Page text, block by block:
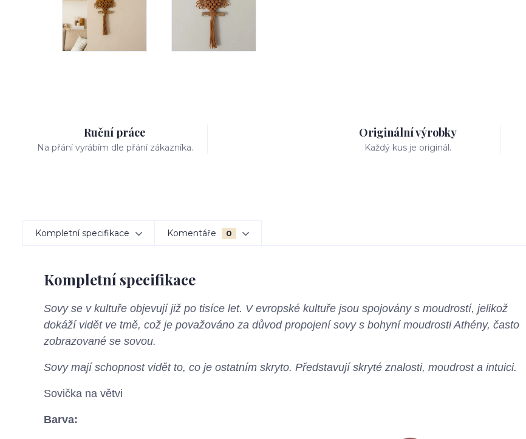
Ruční práce
Na přání vyrábím dle přání zákazníka.
Originální výrobky
Každý kus je originál.
Kompletní specifikace Komentáře 0
Kompletní specifikace
Sovy se v kultuře objevují již po tisíce let. V evropské kultuře jsou spojovány s moudrostí, jelikož
dokáží vidět ve tmě, což je považováno za důvod propojení sovy s bohyní moudrosti Athény, často
zobrazované se sovou.
Sovy mají schopnost vidět to, co je ostatním skryto. Představují skryté znalosti, moudrost a intuici.
Sovička na větvi
Barva: